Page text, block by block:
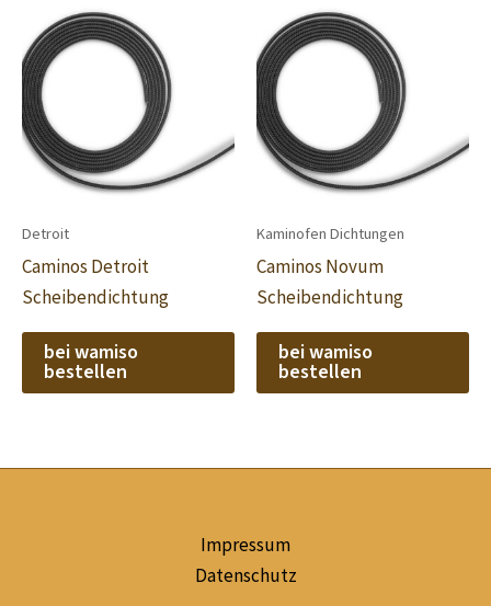
Detroit
Caminos Detroit
Scheibendichtung
bei wamiso
bestellen
Kaminofen Dichtungen
Caminos Novum
Scheibendichtung
bei wamiso
bestellen
Impressum
Datenschutz